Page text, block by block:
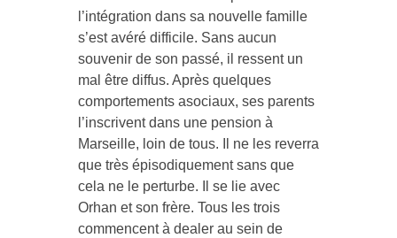
l’intégration dans sa nouvelle famille
s’est avéré difficile. Sans aucun
souvenir de son passé, il ressent un
mal être diffus. Après quelques
comportements asociaux, ses parents
l’inscrivent dans une pension à
Marseille, loin de tous. Il ne les reverra
que très épisodiquement sans que
cela ne le perturbe. Il se lie avec
Orhan et son frère. Tous les trois
commencent à dealer au sein de